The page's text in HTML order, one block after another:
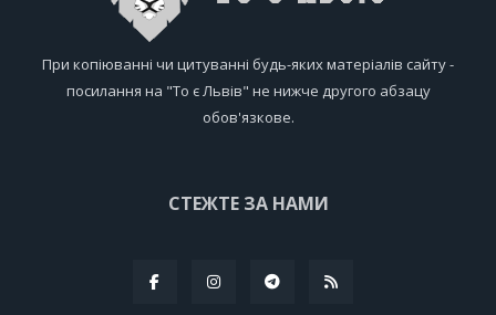
При копіюванні чи цитуванні будь-яких матеріалів сайту -
посилання на "То є Львів" не нижче другого абзацу
обов'язкове.
СТЕЖТЕ ЗА НАМИ